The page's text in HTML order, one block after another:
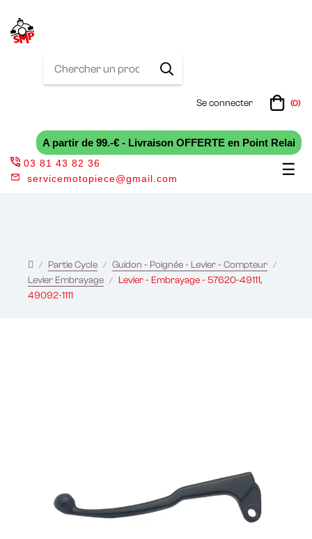
Se connecter (0)
A partir de 99.-€ - Livraison OFFERTE en Point Relai
☰
03 81 43 82 36
servicemotopiece@gmail.com
Partie Cycle
Guidon - Poignée - Levier - Compteur
Levier Embrayage
Levier - Embrayage - 57620-49111,
49092-1111